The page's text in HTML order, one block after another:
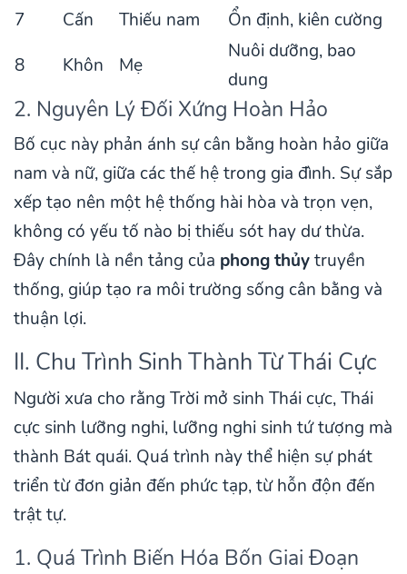
7
Cấn Thiếu nam
Ổn định, kiên cường
8
Khôn Mẹ
Nuôi dưỡng, bao
dung
2. Nguyên Lý Đối Xứng Hoàn Hảo
Bố cục này phản ánh sự cân bằng hoàn hảo giữa
nam và nữ, giữa các thế hệ trong gia đình. Sự sắp
xếp tạo nên một hệ thống hài hòa và trọn vẹn,
không có yếu tố nào bị thiếu sót hay dư thừa.
Đây chính là nền tảng của phong thủytruyền
thống, giúp tạo ra môi trường sống cân bằng và
thuận lợi.
II. Chu Trình Sinh Thành Từ Thái Cực
Người xưa cho rằng Trời mở sinh Thái cực, Thái
cực sinh lưỡng nghi, lưỡng nghi sinh tứ tượng mà
thành Bát quái. Quá trình này thể hiện sự phát
triển từ đơn giản đến phức tạp, từ hỗn độn đến
trật tự.
1. Quá Trình Biến Hóa Bốn Giai Đoạn